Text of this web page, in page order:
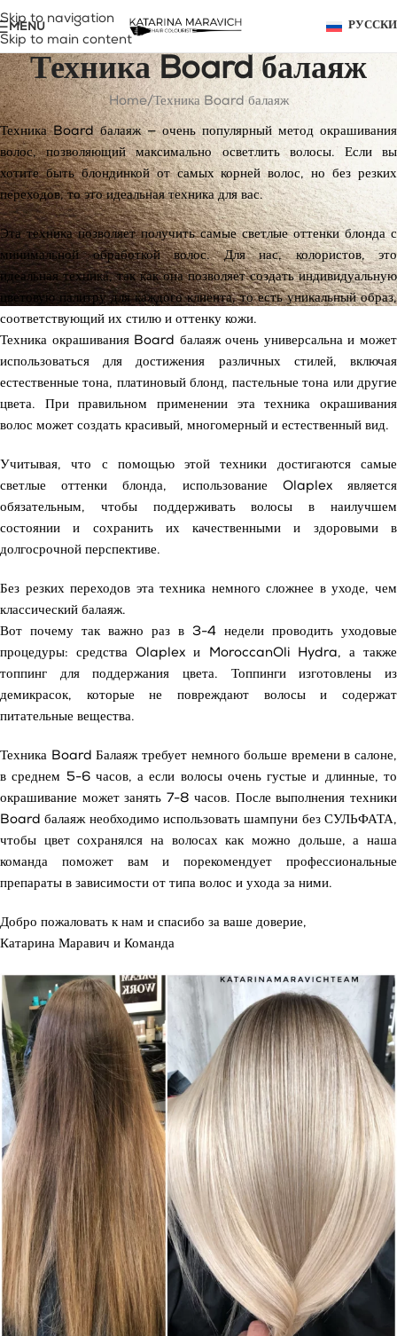
Skip to navigation
Skip to main content
MENU
Техника Board балаяж
Home Техника Board балаяж
Техника Board балаяж — очень популярный метод окрашивания
волос, позволяющий максимально осветлить волосы. Если вы
хотите быть блондинкой от самых корней волос, но без резких
переходов, то это идеальная техника для вас.
Эта техника позволяет получить самые светлые оттенки блонда с
минимальной обработкой волос. Для нас, колористов, это
идеальная техника, так как она позволяет создать индивидуальную
цветовую палитру для каждого клиента, то есть уникальный образ,
соответствующий их стилю и оттенку кожи.
Техника окрашивания Board балаяж очень универсальна и может
использоваться для достижения различных стилей, включая
естественные тона, платиновый блонд, пастельные тона или другие
цвета. При правильном применении эта техника окрашивания
волос может создать красивый, многомерный и естественный вид.
Учитывая, что с помощью этой техники достигаются самые
светлые оттенки блонда, использование Olaplex является
обязательным, чтобы поддерживать волосы в наилучшем
состоянии и сохранить их качественными и здоровыми в
долгосрочной перспективе.
Без резких переходов эта техника немного сложнее в уходе, чем
классический балаяж.
Вот почему так важно раз в 3-4 недели проводить уходовые
процедуры: средства Olaplex и MoroccanOli Hydra, а также
топпинг для поддержания цвета. Топпинги изготовлены из
демикрасок, которые не повреждают волосы и содержат
питательные вещества.
Техника Board Балаяж требует немного больше времени в салоне,
в среднем 5-6 часов, а если волосы очень густые и длинные, то
окрашивание может занять 7-8 часов. После выполнения техники
Board балаяж необходимо использовать шампуни без СУЛЬФАТА,
чтобы цвет сохранялся на волосах как можно дольше, а наша
команда поможет вам и порекомендует профессиональные
препараты в зависимости от типа волос и ухода за ними.
Добро пожаловать к нам и спасибо за ваше доверие,
Катарина Маравич и Команда